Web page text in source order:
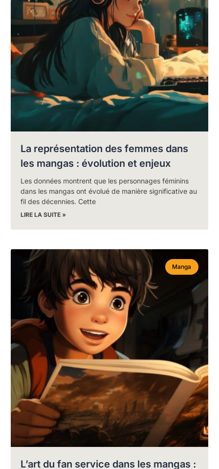
La représentation des femmes dans
les mangas : évolution et enjeux
Les données montrent que les personnages féminins
dans les mangas ont évolué de manière significative au
fil des décennies. Cette
LIRE LA SUITE »
Manga
L’art du fan service dans les mangas :